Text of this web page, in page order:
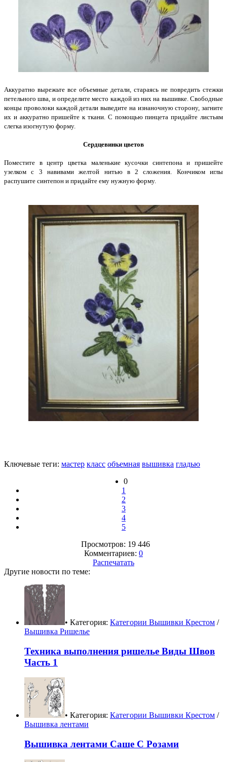
Аккуратно вырежьте все объемные детали, стараясь не повредить стежки
петельного шва, и определите место каждой из них на вышивке. Свободные
концы проволоки каждой детали выведите на изнаночную сторону, загните
их и аккуратно пришейте к ткани. С помощью пинцета придайте листьям
слегка изогнутую форму.
Сердцевинки цветов
Поместите в центр цветка маленькие кусочки синтепона и пришейте
узелком с 3 навивами желтой нитью в 2 сложения. Кончиком иглы
распушите синтепон и придайте ему нужную форму.
Ключевые теги: мастер класс объемная вышивка гладью
0
1
2
3
4
5
Просмотров: 19 446
Комментариев: 0
Распечатать
Другие новости по теме:
• Категория: Категории Вышивки Крестом /
Вышивка Ришелье
Техника выполнения ришелье Виды Швов
Часть 1
• Категория: Категории Вышивки Крестом /
Вышивка лентами
Вышивка лентами Саше С Розами